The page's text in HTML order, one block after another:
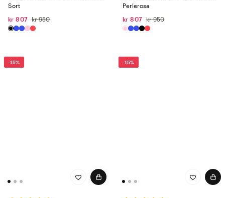
Sort
kr 807
kr 950
Perlerosa
kr 807
kr 950
-15% -15%